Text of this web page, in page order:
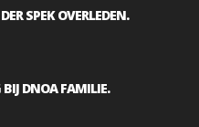
SPEK OVERLEDEN.
DNOA FAMILIE.